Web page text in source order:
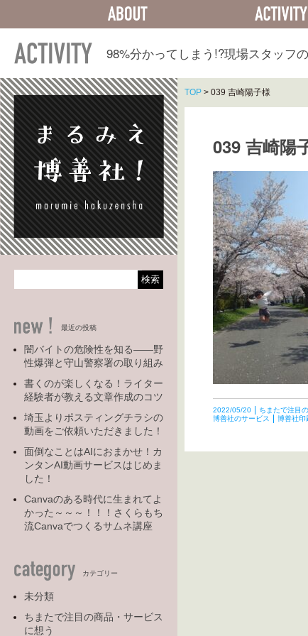
ACTIVITY
98%分かってしまう!?現場スタッフ
最近の投稿
闇バイトの危険性を知る――野
性爆弾と守山警察署の取り組み
書くのが楽しくなる！ライター
経験者が教える文章作成のコツ
埼玉よりポスティングチラシの
動画をご依頼いただきました！
面倒なことはAIにおまかせ！カ
ンタンAI動画サービスはじめま
した！
Canvaのある時代に生まれてよ
かった～～～！！！さくらもち
流Canvaでつくるサムネ講座
カテゴリー
未分類
ちまたで注目の商品・サービス
に想う
TOP > 039 吉崎陽子様
039 吉崎陽
2022/05/20 ちまたで注目
博善社のサービス
博善社印